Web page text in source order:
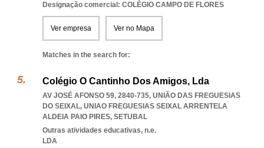
Designação comercial: COLÉGIO CAMPO DE FLORES
Ver empresa Ver no Mapa
Matches in the search for:
Colégio O Cantinho Dos Amigos, Lda
AV JOSÉ AFONSO 59, 2840-735, UNIÃO DAS FREGUESIAS
DO SEIXAL, UNIAO FREGUESIAS SEIXAL ARRENTELA
ALDEIA PAIO PIRES, SETUBAL
Outras atividades educativas, n.e.
LDA